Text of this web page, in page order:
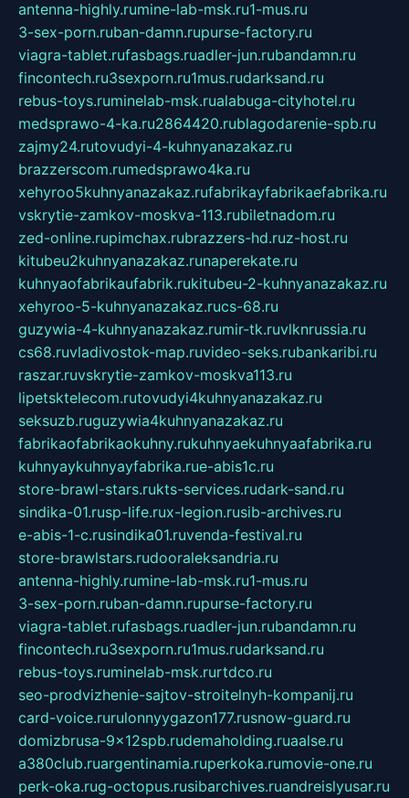
antenna-highly.rumine-lab-msk.ru1-mus.ru
3-sex-porn.ruban-damn.rupurse-factory.ru
viagra-tablet.rufasbags.ruadler-jun.rubandamn.ru
fincontech.ru3sexporn.ru1mus.rudarksand.ru
rebus-toys.ruminelab-msk.rualabuga-cityhotel.ru
medsprawo-4-ka.ru2864420.rublagodarenie-spb.ru
zajmy24.rutovudyi-4-kuhnyanazakaz.ru
brazzerscom.rumedsprawo4ka.ru
xehyroo5kuhnyanazakaz.rufabrikayfabrikaefabrika.ru
vskrytie-zamkov-moskva-113.rubiletnadom.ru
zed-online.rupimchax.rubrazzers-hd.ruz-host.ru
kitubeu2kuhnyanazakaz.runaperekate.ru
kuhnyaofabrikaufabrik.rukitubeu-2-kuhnyanazakaz.ru
xehyroo-5-kuhnyanazakaz.rucs-68.ru
guzywia-4-kuhnyanazakaz.rumir-tk.ruvlknrussia.ru
cs68.ruvladivostok-map.ruvideo-seks.rubankaribi.ru
raszar.ruvskrytie-zamkov-moskva113.ru
lipetsktelecom.rutovudyi4kuhnyanazakaz.ru
seksuzb.ruguzywia4kuhnyanazakaz.ru
fabrikaofabrikaokuhny.rukuhnyaekuhnyaafabrika.ru
kuhnyaykuhnyayfabrika.rue-abis1c.ru
store-brawl-stars.rukts-services.rudark-sand.ru
sindika-01.rusp-life.rux-legion.rusib-archives.ru
e-abis-1-c.rusindika01.ruvenda-festival.ru
store-brawlstars.rudooraleksandria.ru
antenna-highly.rumine-lab-msk.ru1-mus.ru
3-sex-porn.ruban-damn.rupurse-factory.ru
viagra-tablet.rufasbags.ruadler-jun.rubandamn.ru
fincontech.ru3sexporn.ru1mus.rudarksand.ru
rebus-toys.ruminelab-msk.rurtdco.ru
seo-prodvizhenie-sajtov-stroitelnyh-kompanij.ru
card-voice.rurulonnyygazon177.rusnow-guard.ru
domizbrusa-9x12spb.rudemaholding.ruaalse.ru
a380club.ruargentinamia.ruperkoka.rumovie-one.ru
perk-oka.rug-octopus.rusibarchives.ruandreislyusar.ru